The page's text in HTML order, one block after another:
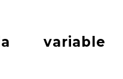
variable